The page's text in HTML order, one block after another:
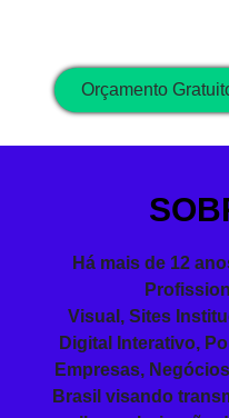
Orçamento
Há mais de 12
Visual , Sites
Digital Interativo,
Empresas,
Brasil visando